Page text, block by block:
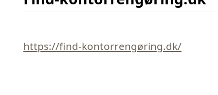
https://find-kontorrengøring.dk/